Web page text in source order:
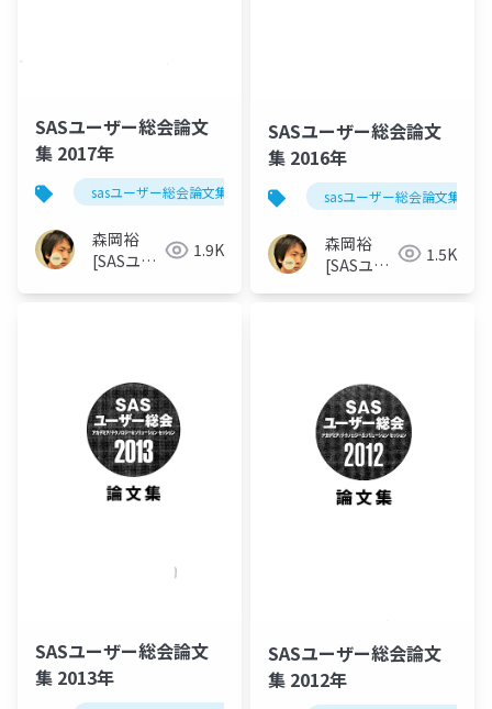
SASユーザー総会論文
集 2017年
sasユーザー総会論文集 2017年
森岡裕
[SASユー
1.9K
SASユーザー総会論文
集 2016年
sasユーザー総会論文集
森岡裕
[SASユー
1.5K
SASユーザー総会論文
集 2013年
SASユーザー総会論文
集 2012年